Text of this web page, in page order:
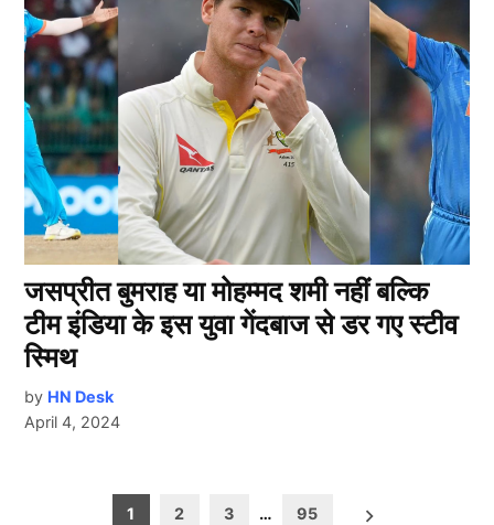
जसप्रीत बुमराह या मोहम्मद शमी नहीं बल्कि
टीम इंडिया के इस युवा गेंदबाज से डर‌ गए स्टीव
स्मिथ
by HN Desk
April 4, 2024
1 2 3 … 95